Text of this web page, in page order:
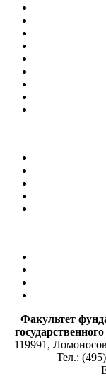
Факультет
119991,
Тел.: